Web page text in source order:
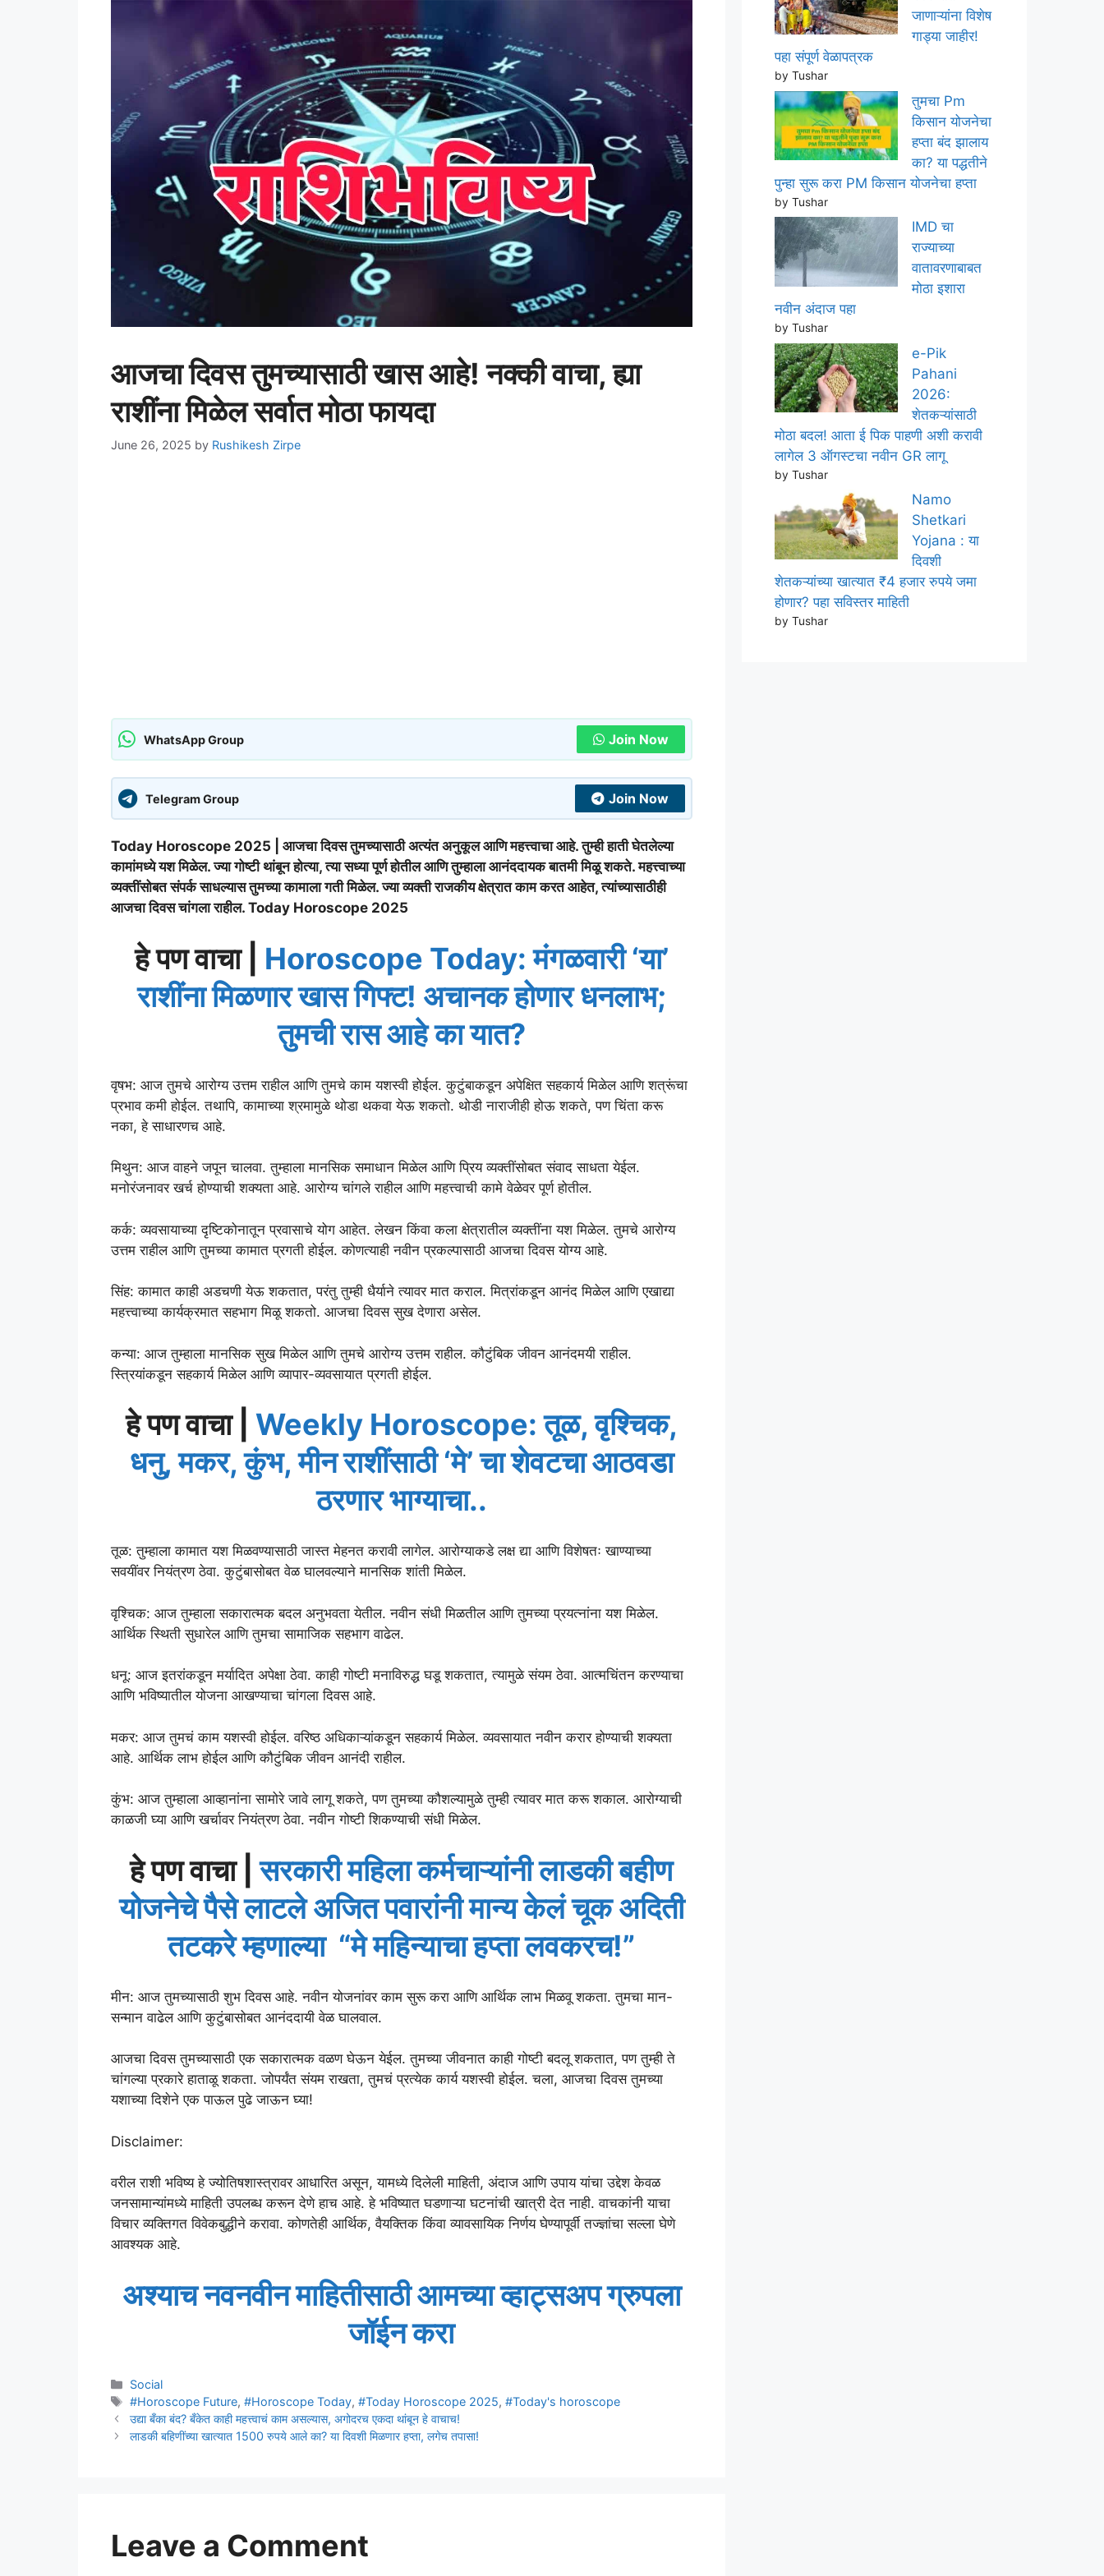
आजचा दिवस तुमच्यासाठी खास आहे! नक्की वाचा, ह्या
राशींना मिळेल सर्वात मोठा फायदा
June 26, 2025 by Rushikesh Zirpe
WhatsApp Group Join Now
Telegram Group Join Now
Today Horoscope 2025 | आजचा दिवस तुमच्यासाठी अत्यंत अनुकूल आणि महत्त्वाचा आहे. तुम्ही हाती घेतलेल्या
कामांमध्ये यश मिळेल. ज्या गोष्टी थांबून होत्या, त्या सध्या पूर्ण होतील आणि तुम्हाला आनंददायक बातमी मिळू शकते. महत्त्वाच्या
व्यक्तींसोबत संपर्क साधल्यास तुमच्या कामाला गती मिळेल. ज्या व्यक्ती राजकीय क्षेत्रात काम करत आहेत, त्यांच्यासाठीही
आजचा दिवस चांगला राहील. Today Horoscope 2025
हे पण वाचा | Horoscope Today: मंगळवारी ‘या’
राशींना मिळणार खास गिफ्ट! अचानक होणार धनलाभ;
तुमची रास आहे का यात?
वृषभ: आज तुमचे आरोग्य उत्तम राहील आणि तुमचे काम यशस्वी होईल. कुटुंबाकडून अपेक्षित सहकार्य मिळेल आणि शत्रूंचा
प्रभाव कमी होईल. तथापि, कामाच्या श्रमामुळे थोडा थकवा येऊ शकतो. थोडी नाराजीही होऊ शकते, पण चिंता करू
नका, हे साधारणच आहे.
मिथुन: आज वाहने जपून चालवा. तुम्हाला मानसिक समाधान मिळेल आणि प्रिय व्यक्तींसोबत संवाद साधता येईल.
मनोरंजनावर खर्च होण्याची शक्यता आहे. आरोग्य चांगले राहील आणि महत्त्वाची कामे वेळेवर पूर्ण होतील.
कर्क: व्यवसायाच्या दृष्टिकोनातून प्रवासाचे योग आहेत. लेखन किंवा कला क्षेत्रातील व्यक्तींना यश मिळेल. तुमचे आरोग्य
उत्तम राहील आणि तुमच्या कामात प्रगती होईल. कोणत्याही नवीन प्रकल्पासाठी आजचा दिवस योग्य आहे.
सिंह: कामात काही अडचणी येऊ शकतात, परंतु तुम्ही धैर्याने त्यावर मात कराल. मित्रांकडून आनंद मिळेल आणि एखाद्या
महत्त्वाच्या कार्यक्रमात सहभाग मिळू शकतो. आजचा दिवस सुख देणारा असेल.
कन्या: आज तुम्हाला मानसिक सुख मिळेल आणि तुमचे आरोग्य उत्तम राहील. कौटुंबिक जीवन आनंदमयी राहील.
स्त्रियांकडून सहकार्य मिळेल आणि व्यापार-व्यवसायात प्रगती होईल.
हे पण वाचा | Weekly Horoscope: तूळ, वृश्चिक,
धनु, मकर, कुंभ, मीन राशींसाठी ‘मे’ चा शेवटचा आठवडा
ठरणार भाग्याचा..
तूळ: तुम्हाला कामात यश मिळवण्यासाठी जास्त मेहनत करावी लागेल. आरोग्याकडे लक्ष द्या आणि विशेषतः खाण्याच्या
सवयींवर नियंत्रण ठेवा. कुटुंबासोबत वेळ घालवल्याने मानसिक शांती मिळेल.
वृश्चिक: आज तुम्हाला सकारात्मक बदल अनुभवता येतील. नवीन संधी मिळतील आणि तुमच्या प्रयत्नांना यश मिळेल.
आर्थिक स्थिती सुधारेल आणि तुमचा सामाजिक सहभाग वाढेल.
धनू: आज इतरांकडून मर्यादित अपेक्षा ठेवा. काही गोष्टी मनाविरुद्ध घडू शकतात, त्यामुळे संयम ठेवा. आत्मचिंतन करण्याचा
आणि भविष्यातील योजना आखण्याचा चांगला दिवस आहे.
मकर: आज तुमचं काम यशस्वी होईल. वरिष्ठ अधिकाऱ्यांकडून सहकार्य मिळेल. व्यवसायात नवीन करार होण्याची शक्यता
आहे. आर्थिक लाभ होईल आणि कौटुंबिक जीवन आनंदी राहील.
कुंभ: आज तुम्हाला आव्हानांना सामोरे जावे लागू शकते, पण तुमच्या कौशल्यामुळे तुम्ही त्यावर मात करू शकाल. आरोग्याची
काळजी घ्या आणि खर्चावर नियंत्रण ठेवा. नवीन गोष्टी शिकण्याची संधी मिळेल.
हे पण वाचा |सरकारी महिला कर्मचाऱ्यांनी लाडकी बहीण
योजनेचे पैसे लाटले अजित पवारांनी मान्य केलं चूक अदिती
तटकरे म्हणाल्या “मे महिन्याचा हप्ता लवकरच!”
मीन: आज तुमच्यासाठी शुभ दिवस आहे. नवीन योजनांवर काम सुरू करा आणि आर्थिक लाभ मिळवू शकता. तुमचा मान-
सन्मान वाढेल आणि कुटुंबासोबत आनंददायी वेळ घालवाल.
आजचा दिवस तुमच्यासाठी एक सकारात्मक वळण घेऊन येईल. तुमच्या जीवनात काही गोष्टी बदलू शकतात, पण तुम्ही ते
चांगल्या प्रकारे हाताळू शकता. जोपर्यंत संयम राखता, तुमचं प्रत्येक कार्य यशस्वी होईल. चला, आजचा दिवस तुमच्या
यशाच्या दिशेने एक पाऊल पुढे जाऊन घ्या!
Disclaimer:
वरील राशी भविष्य हे ज्योतिषशास्त्रावर आधारित असून, यामध्ये दिलेली माहिती, अंदाज आणि उपाय यांचा उद्देश केवळ
जनसामान्यांमध्ये माहिती उपलब्ध करून देणे हाच आहे. हे भविष्यात घडणाऱ्या घटनांची खात्री देत नाही. वाचकांनी याचा
विचार व्यक्तिगत विवेकबुद्धीने करावा. कोणतेही आर्थिक, वैयक्तिक किंवा व्यावसायिक निर्णय घेण्यापूर्वी तज्ज्ञांचा सल्ला घेणे
आवश्यक आहे.
अश्याच नवनवीन माहितीसाठी आमच्या व्हाट्सअप ग्रुपला
जॉईन करा
Categories
Social
Tags
#Horoscope Future, #Horoscope Today, #Today Horoscope 2025, #Today's horoscope
उद्या बँका बंद? बँकेत काही महत्त्वाचं काम असल्यास, अगोदरच एकदा थांबून हे वाचाच!
लाडकी बहिणींच्या खात्यात 1500 रुपये आले का? या दिवशी मिळणार हप्ता, लगेच तपासा!
Leave a Comment
जाणाऱ्यांना विशेष
गाड्या जाहीर!
पहा संपूर्ण वेळापत्रक
by Tushar
तुमचा Pm
किसान योजनेचा
हप्ता बंद झालाय
का? या पद्धतीने
पुन्हा सुरू करा PM किसान योजनेचा हप्ता
by Tushar
IMD चा
राज्याच्या
वातावरणाबाबत
मोठा इशारा
नवीन अंदाज पहा
by Tushar
e-Pik
Pahani
2026:
शेतकऱ्यांसाठी
मोठा बदल! आता ई पिक पाहणी अशी करावी
लागेल 3 ऑगस्टचा नवीन GR लागू
by Tushar
Namo
Shetkari
Yojana : या
दिवशी
शेतकऱ्यांच्या खात्यात ₹4 हजार रुपये जमा
होणार? पहा सविस्तर माहिती
by Tushar